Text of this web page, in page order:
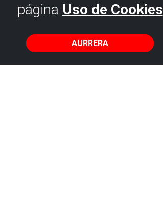
página Uso de Cookies
AURRERA